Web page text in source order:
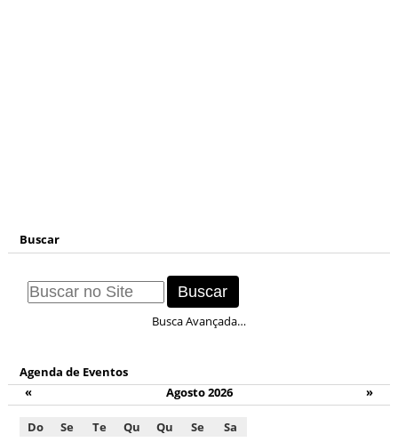
Buscar
Busca Avançada…
Agenda de Eventos
«
Agosto 2026 »
Do Se Te Qu Qu Se Sa